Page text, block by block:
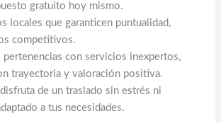
gratuito hoy mismo.
locales que garanticen puntualidad,
competitivos.
pertenencias con servicios inexpertos,
trayectoria y valoración positiva.
de un traslado sin estrés ni
a tus necesidades.